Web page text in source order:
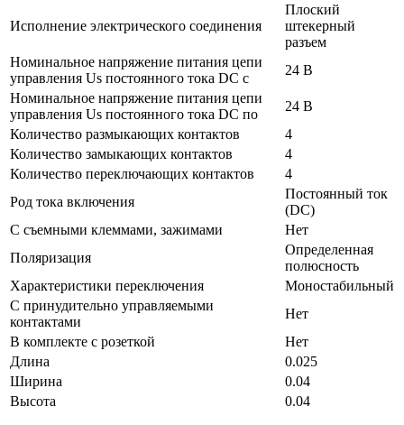
Исполнение электрического соединения
Плоский
штекерный
разъем
Номинальное напряжение питания цепи
управления Us постоянного тока DC с
24 В
Номинальное напряжение питания цепи
управления Us постоянного тока DC по
24 В
Количество размыкающих контактов
4
Количество замыкающих контактов
4
Количество переключающих контактов
4
Род тока включения
Постоянный ток
(DC)
С съемными клеммами, зажимами
Нет
Поляризация
Определенная
полюсность
Характеристики переключения
Моностабильный
С принудительно управляемыми
контактами
Нет
В комплекте с розеткой
Нет
Длина
0.025
Ширина
0.04
Высота
0.04